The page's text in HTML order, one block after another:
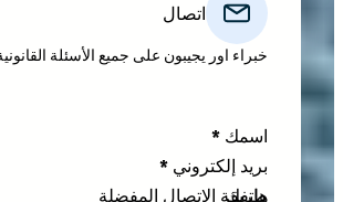
اتصال
خبراء اور يجيبون على جميع الأسئلة القانونية.
اسمك *
بريد إلكتروني *
هاتفك